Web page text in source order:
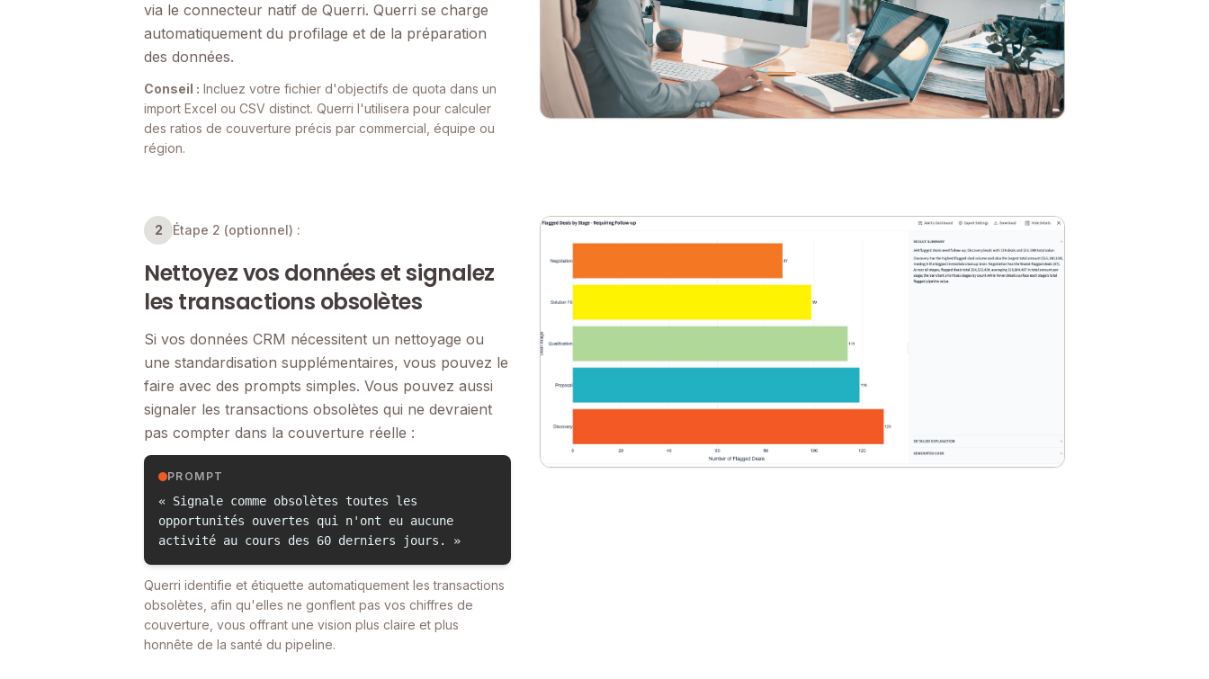
via le connecteur natif de Querri. Querri se charge
automatiquement du profilage et de la préparation
des données.
Conseil : Incluez votre fichier d'objectifs de quota dans un
import Excel ou CSV distinct. Querri l'utilisera pour calculer
des ratios de couverture précis par commercial, équipe ou
région.
2 Étape 2 (optionnel) :
Nettoyez vos données et signalez
les transactions obsolètes
Si vos données CRM nécessitent un nettoyage ou
une standardisation supplémentaires, vous pouvez le
faire avec des prompts simples. Vous pouvez aussi
signaler les transactions obsolètes qui ne devraient
pas compter dans la couverture réelle :
PROMPT
« Signale comme obsolètes toutes les
opportunités ouvertes qui n'ont eu aucune
activité au cours des 60 derniers jours. »
Querri identifie et étiquette automatiquement les transactions
obsolètes, afin qu'elles ne gonflent pas vos chiffres de
couverture, vous offrant une vision plus claire et plus
honnête de la santé du pipeline.